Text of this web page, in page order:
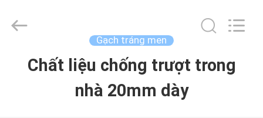
NHÀ
FOSHAN
Gạch tráng men
Chất liệu chống trượt trong
nhà 20mm dày